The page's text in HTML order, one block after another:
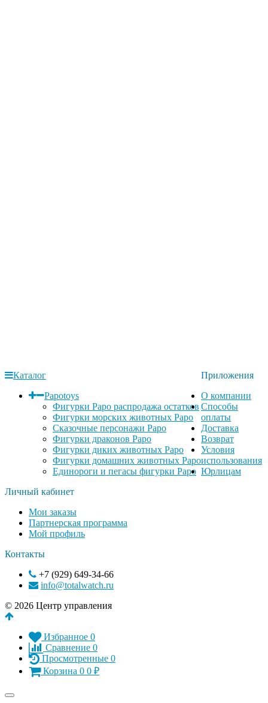
Каталог
Papotoys
Фигурки Papo распродажа остатков
Фигурки морских животных Papo
Сказочные персонажи Papo
Фигурки драконов Papo
Фигурки диких животных Papo
Фигурки домашних животных Papo
Единороги и пегасы фигурки Papo
Приложения
О компании
Способы
оплаты
Доставка
Возврат
Условия
использования
Юрлицам
Личный кабинет
Мои заказы
Партнерская программа
Мой профиль
Контакты
+7 (929) 649-34-66
info@totalwatch.ru
© 2026 Центр управления
Избранное 0
Сравнение 0
Просмотренные 0
Корзина 0 0 ₽